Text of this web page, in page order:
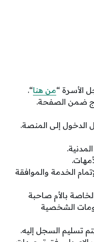
الأسرة “من هنا“.
ضمن الصفحة.
الدخول إلى المنصة.
الخدمة والموافقة
الخاصة بالأم صاحبة
الشخصية
تسليم السجل إليه.